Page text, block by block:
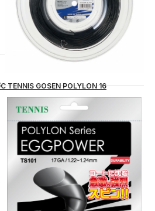
TENNIS GOSEN POLYLON 16